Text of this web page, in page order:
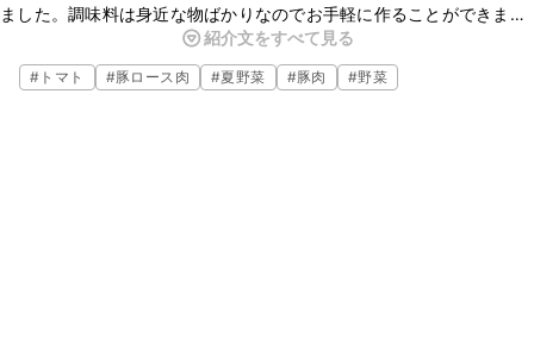
ました。調味料は身近な物ばかりなのでお手軽に作ることができま
す。ニンニク、生姜の風味とバジルの香りが意外にもマッチします。
ごはんが進むおいしさですよ。
紹介文をすべて見る
# トマト #豚ロース肉 #夏野菜 #豚肉 #野菜